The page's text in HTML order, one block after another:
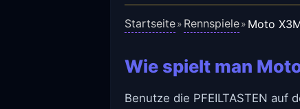
Startseite» Rennspiele» Moto
Wie spielt man
Benutze die PFEILTASTEN auf